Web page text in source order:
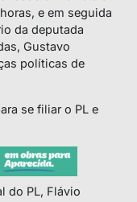
e em seguida
da deputada
Gustavo
políticas de
se filiar o PL e
do PL, Flávio